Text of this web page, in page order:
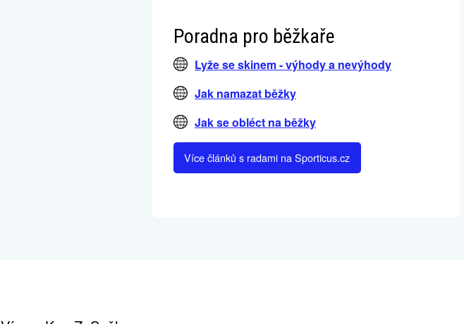
Poradna pro běžkaře
Lyže se skinem - výhody a nevýhody
Jak namazat běžky
Jak se obléct na běžky
Více článků s radami na Sporticus.cz